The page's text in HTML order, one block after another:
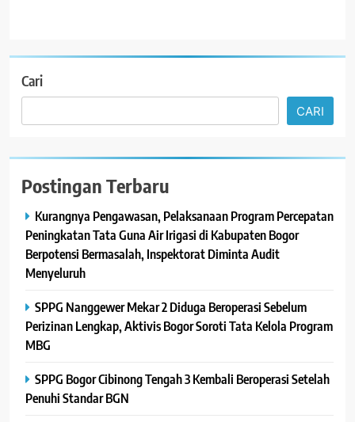
Cari
CARI
Postingan Terbaru
Kurangnya Pengawasan, Pelaksanaan Program Percepatan
Peningkatan Tata Guna Air Irigasi di Kabupaten Bogor
Berpotensi Bermasalah, Inspektorat Diminta Audit
Menyeluruh
SPPG Nanggewer Mekar 2 Diduga Beroperasi Sebelum
Perizinan Lengkap, Aktivis Bogor Soroti Tata Kelola Program
MBG
SPPG Bogor Cibinong Tengah 3 Kembali Beroperasi Setelah
Penuhi Standar BGN